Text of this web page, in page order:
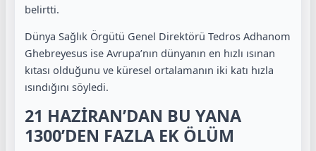
belirtti.
Dünya Sağlık Örgütü Genel Direktörü Tedros Adhanom
Ghebreyesus ise Avrupa’nın dünyanın en hızlı ısınan
kıtası olduğunu ve küresel ortalamanın iki katı hızla
ısındığını söyledi.
21 HAZİRAN’DAN BU YANA
1300’DEN FAZLA EK ÖLÜM